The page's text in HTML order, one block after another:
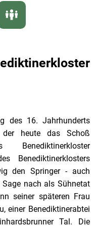
des 16. Jahrhunderts
heute das Schoß
Benediktinerklosters
den Springer - auch
nach als Sühnetat
seiner späteren Frau
einer Benediktinerabtei
Tal. Die